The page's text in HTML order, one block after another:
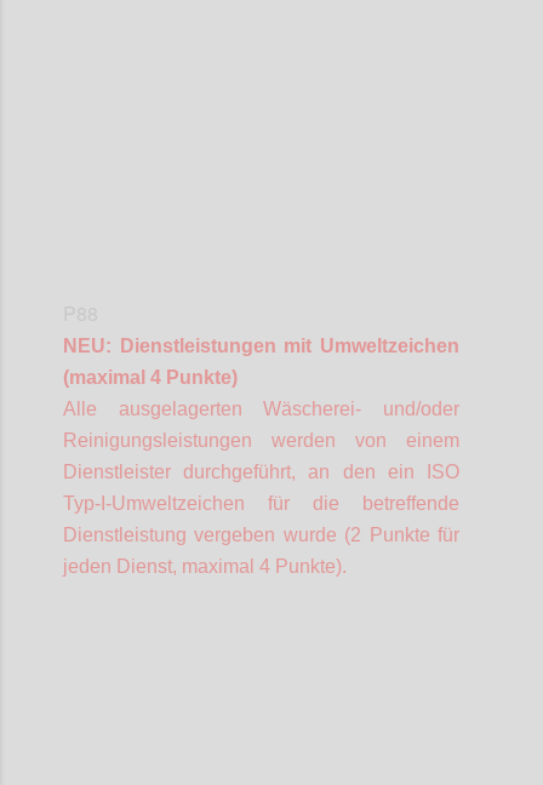
NEU: Dienstleistungen mit Umweltzeichen
(maximal 4 Punkte)
Alle ausgelagerten Wäscherei- und/oder
Reinigungsleistungen werden von einem
Dienstleister durchgeführt, an den ein ISO
Typ-I-Umweltzeichen für die betreffende
Dienstleistung vergeben wurde (2 Punkte für
jeden Dienst, maximal 4 Punkte).